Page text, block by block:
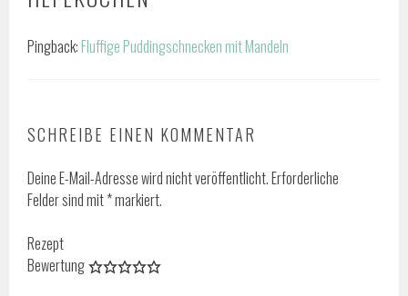
Pingback: Fluffige Puddingschnecken mit Mandeln
SCHREIBE EINEN KOMMENTAR
Deine E-Mail-Adresse wird nicht veröffentlicht.Erforderliche
Felder sind mit*markiert.
Rezept
Bewertung